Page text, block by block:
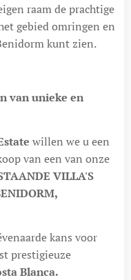
raam de prachtige
gebied omringen en
kunt zien.
van unieke en
willen we u een
van een van onze
VILLA'S
kans voor
prestigieuze
Blanca.